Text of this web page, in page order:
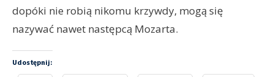
dopóki nie robią nikomu krzywdy, mogą się
nazywać nawet następcą Mozarta.
Udostępnij: